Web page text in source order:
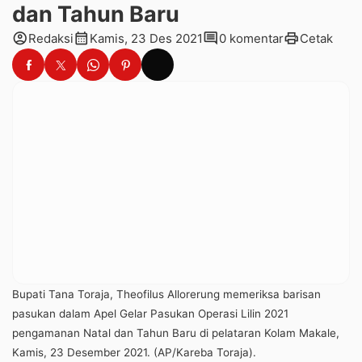
dan Tahun Baru
account_circleRedaksicalendar_month Kamis, 23 Des 2021comment0 komentarprintCetak
Bupati Tana Toraja, Theofilus Allorerung memeriksa barisan
pasukan dalam Apel Gelar Pasukan Operasi Lilin 2021
pengamanan Natal dan Tahun Baru di pelataran Kolam Makale,
Kamis, 23 Desember 2021. (AP/Kareba Toraja).